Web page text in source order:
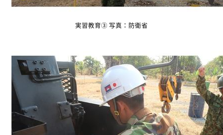
実習教育③ 写真：防衛省